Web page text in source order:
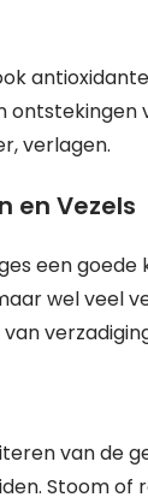
verlagen.
en Vezels
een
wel veel
van de
Stoom of